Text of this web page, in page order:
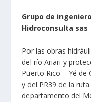
Grupo de
Hidroconsulta sas
Por las obras
del río Ariari y
Puerto Rico – Yé de
y del PR39 de la
departamento del